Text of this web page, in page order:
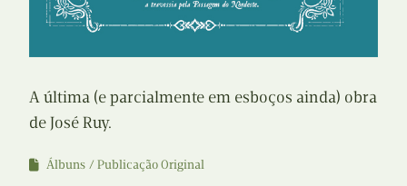
A última (e parcialmente em esboços ainda) obra
de José Ruy.
Álbuns
Publicação Original